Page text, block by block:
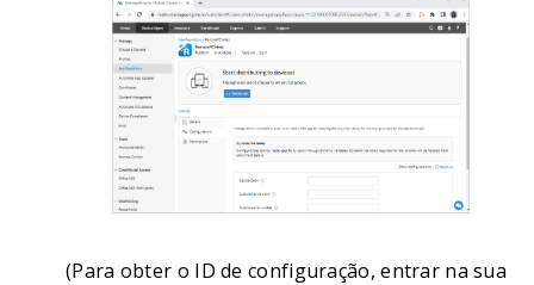
(Para obter o ID de configuração, entrar na sua